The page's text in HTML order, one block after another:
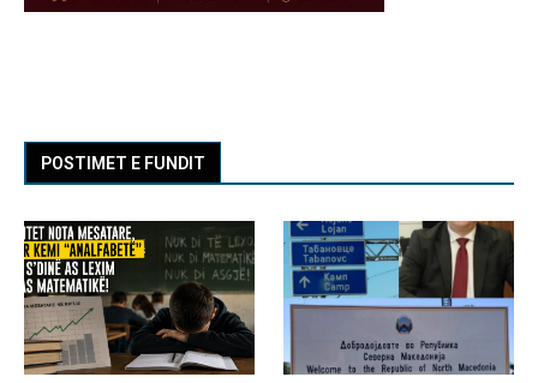
POSTIMET E FUNDIT